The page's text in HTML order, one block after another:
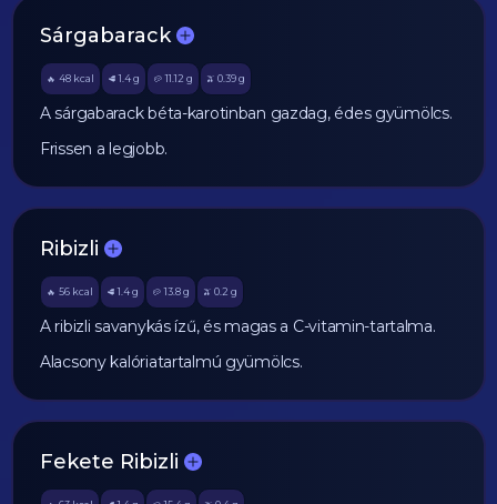
Sárgabarack
🔥 48 kcal 🥩 1.4g 🥔 11.12 g 🫒 0.39g
A sárgabarack béta-karotinban gazdag, édes gyümölcs.
Frissen a legjobb.
Ribizli
🔥 56 kcal 🥩 1.4g 🥔 13.8 g 🫒 0.2 g
A ribizli savanykás ízű, és magas a C-vitamin-tartalma.
Alacsony kalóriatartalmú gyümölcs.
Fekete Ribizli